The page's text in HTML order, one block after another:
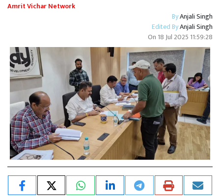
Amrit Vichar Network
ByAnjali Singh
Edited ByAnjali Singh
On 18 Jul 2025 11:59:28